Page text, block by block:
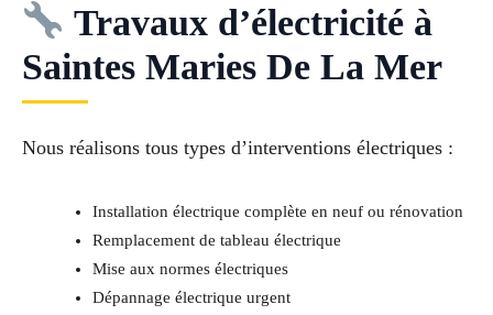
Travaux d’électricité à
Saintes Maries De La Mer
Nous réalisons tous types d’interventions électriques :
Installation électrique complète en neuf ou rénovation
Remplacement de tableau électrique
Mise aux normes électriques
Dépannage électrique urgent